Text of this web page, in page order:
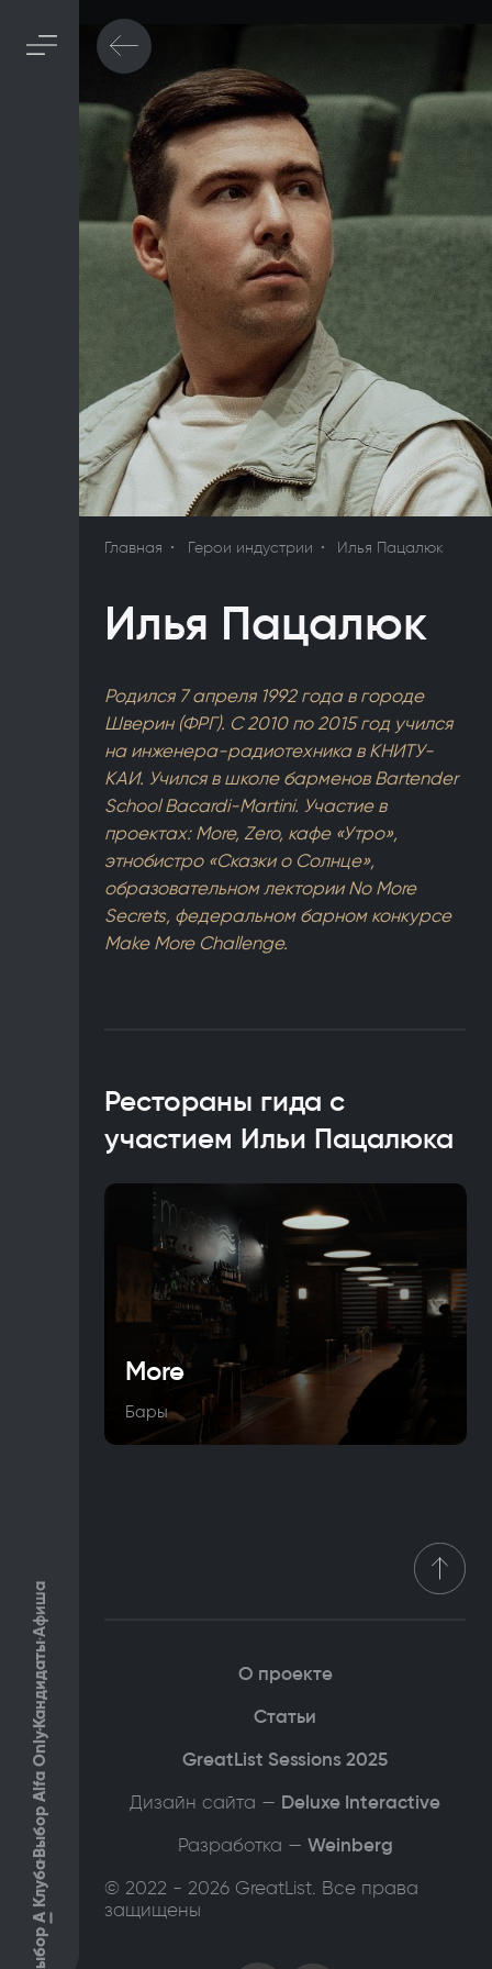
Выбор
А
Клуба
Выбор Alfa Only
Кандидаты
Афиша
Главная Герои индустрии Илья Пацалюк
Илья Пацалюк
Родился 7 апреля 1992 года в городе
Шверин (ФРГ). С 2010 по 2015 год учился
на инженера-радиотехника в КНИТУ-
КАИ. Учился в школе барменов Bartender
School Bacardi-Martini. Участие в
проектах: More, Zero, кафе «Утро»,
этнобистро «Сказки о Солнце»,
образовательном лектории No More
Secrets, федеральном барном конкурсе
Make More Challenge.
Рестораны гида с
участием Ильи Пацалюка
More
Бары
© 2022 - 2026 GreatList. Все права
защищены
О проекте
Статьи
GreatList Sessions 2025
Дизайн сайта — Deluxe Interactive
Разработка — Weinberg